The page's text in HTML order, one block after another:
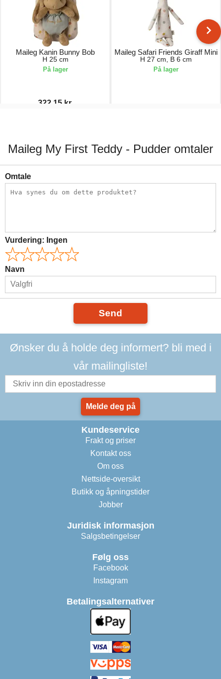
Maileg Kanin Bunny Bob
H 25 cm
På lager
322,15 kr.
Maileg Safari Friends Giraff Mini
H 27 cm, B 6 cm
På lager
Maileg My First Teddy - Pudder omtaler
Omtale
Vurdering: Ingen
Navn
Send
Ønsker du å holde deg informert? bli med i
vår mailingliste!
Melde deg på
Kundeservice
Frakt og priser
Kontakt oss
Om oss
Nettside-oversikt
Butikk og åpningstider
Jobber
Juridisk informasjon
Salgsbetingelser
Følg oss
Facebook
Instagram
Betalingsalternativer